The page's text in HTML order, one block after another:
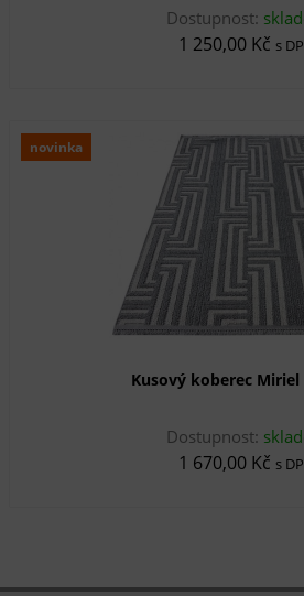
Dostupnost:
1 250,00 Kč s
novinka
Kusový koberec Miriel
Dostupnost:
1 670,00 Kč s